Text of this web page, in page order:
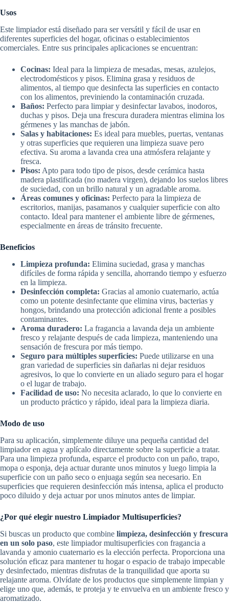
Usos
Este limpiador está diseñado para ser versátil y fácil de usar en
diferentes superficies del hogar, oficinas o establecimientos
comerciales. Entre sus principales aplicaciones se encuentran:
Cocinas: Ideal para la limpieza de mesadas, mesas, azulejos,
electrodomésticos y pisos. Elimina grasa y residuos de
alimentos, al tiempo que desinfecta las superficies en contacto
con los alimentos, previniendo la contaminación cruzada.
Baños: Perfecto para limpiar y desinfectar lavabos, inodoros,
duchas y pisos. Deja una frescura duradera mientras elimina los
gérmenes y las manchas de jabón.
Salas y habitaciones: Es ideal para muebles, puertas, ventanas
y otras superficies que requieren una limpieza suave pero
efectiva. Su aroma a lavanda crea una atmósfera relajante y
fresca.
Pisos: Apto para todo tipo de pisos, desde cerámica hasta
madera plastificada (no madera virgen), dejando los suelos libres
de suciedad, con un brillo natural y un agradable aroma.
Áreas comunes y oficinas: Perfecto para la limpieza de
escritorios, manijas, pasamanos y cualquier superficie con alto
contacto. Ideal para mantener el ambiente libre de gérmenes,
especialmente en áreas de tránsito frecuente.
Beneficios
Limpieza profunda: Elimina suciedad, grasa y manchas
difíciles de forma rápida y sencilla, ahorrando tiempo y esfuerzo
en la limpieza.
Desinfección completa: Gracias al amonio cuaternario, actúa
como un potente desinfectante que elimina virus, bacterias y
hongos, brindando una protección adicional frente a posibles
contaminantes.
Aroma duradero: La fragancia a lavanda deja un ambiente
fresco y relajante después de cada limpieza, manteniendo una
sensación de frescura por más tiempo.
Seguro para múltiples superficies: Puede utilizarse en una
gran variedad de superficies sin dañarlas ni dejar residuos
agresivos, lo que lo convierte en un aliado seguro para el hogar
o el lugar de trabajo.
Facilidad de uso: No necesita aclarado, lo que lo convierte en
un producto práctico y rápido, ideal para la limpieza diaria.
Modo de uso
Para su aplicación, simplemente diluye una pequeña cantidad del
limpiador en agua y aplícalo directamente sobre la superficie a tratar.
Para una limpieza profunda, esparce el producto con un paño, trapo,
mopa o esponja, deja actuar durante unos minutos y luego limpia la
superficie con un paño seco o enjuaga según sea necesario. En
superficies que requieren desinfección más intensa, aplica el producto
poco diluido y deja actuar por unos minutos antes de limpiar.
¿Por qué elegir nuestro Limpiador Multisuperficies?
Si buscas un producto que combine limpieza, desinfección y frescura
en un solo paso, este limpiador multisuperficies con fragancia a
lavanda y amonio cuaternario es la elección perfecta. Proporciona una
solución eficaz para mantener tu hogar o espacio de trabajo impecable
y desinfectado, mientras disfrutas de la tranquilidad que aporta su
relajante aroma. Olvídate de los productos que simplemente limpian y
elige uno que, además, te proteja y te envuelva en un ambiente fresco y
aromatizado.